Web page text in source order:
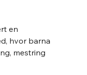
en
hvor barna
mestring